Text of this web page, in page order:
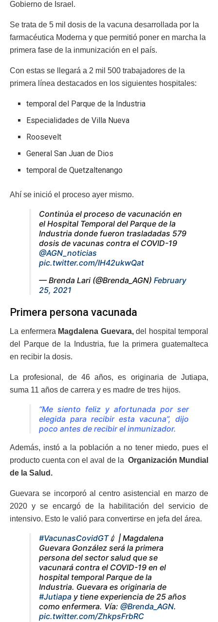
Gobierno de Israel.
Se trata de 5 mil dosis de la vacuna desarrollada por la
farmacéutica Moderna y que permitió poner en marcha la
primera fase de la inmunización en el país.
Con estas se llegará a 2 mil 500 trabajadores de la
primera línea destacados en los siguientes hospitales:
temporal del Parque de la Industria
Especialidades de Villa Nueva
Roosevelt
General San Juan de Dios
temporal de Quetzaltenango
Ahí se inició el proceso ayer mismo.
Continúa el proceso de vacunación en
el Hospital Temporal del Parque de la
Industria donde fueron trasladadas 579
dosis de vacunas contra el COVID-19
@AGN_noticias
pic.twitter.com/IH42ukwQat
— Brenda Lari (@Brenda_AGN) February
25, 2021
Primera persona vacunada
La enfermera Magdalena Guevara, del hospital temporal
del Parque de la Industria, fue la primera guatemalteca
en recibir la dosis.
La profesional, de 46 años, es originaria de Jutiapa,
suma 11 años de carrera y es madre de tres hijos.
“Me siento feliz y afortunada por ser
elegida para recibir esta vacuna”, dijo
poco antes de recibir el inmunizador.
Además, instó a la población a no tener miedo, pues el
producto cuenta con el aval de la Organización Mundial
de la Salud.
Guevara se incorporó al centro asistencial en marzo de
2020 y se encargó de la habilitación del servicio de
intensivo. Esto le valió para convertirse en jefa del área.
#VacunasCovidGT💉 | Magdalena
Guevara González será la primera
persona del sector salud que se
vacunará contra el COVID-19 en el
hospital temporal Parque de la
Industria. Guevara es originaria de
#Jutiapa y tiene experiencia de 25 años
como enfermera. Vía: @Brenda_AGN.
pic.twitter.com/ZhkpsFrbRC